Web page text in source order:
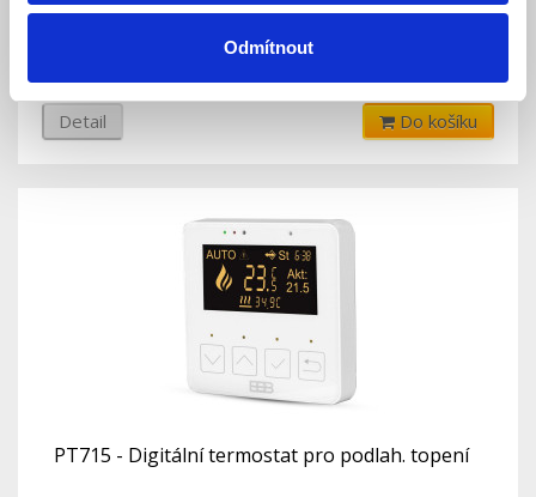
Odmítnout
Detail Do košíku
PT715 - Digitální termostat pro podlah. topení